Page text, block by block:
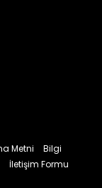
Metni
Bilgi
İletişim Formu